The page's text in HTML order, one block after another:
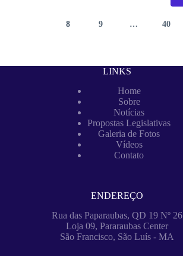
8 9 … 40
LINKS
Home
Sobre
Notícias
Propostas Legislativas
Galeria de Fotos
Vídeos
Contato
ENDEREÇO
Rua das Paparaubas, QD 19 Nº 26
Loja 09, Pararaubas Center
São Francisco, São Luís - MA